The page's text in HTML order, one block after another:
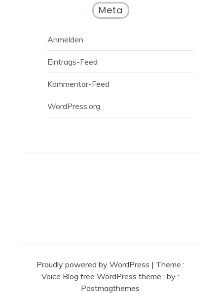
Meta
Anmelden
Eintrags-Feed
Kommentar-Feed
WordPress.org
Proudly powered by WordPress | Theme :
Voice Blog free WordPress theme: by :
Postmagthemes